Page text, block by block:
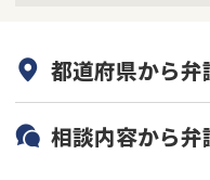
初回相談無料
都道府県から弁
北海道・東北
相談内容から弁